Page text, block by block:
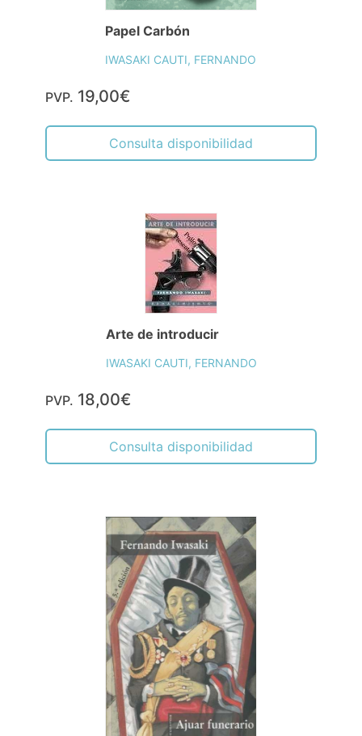
Papel Carbón
IWASAKI CAUTI, FERNANDO
PVP. 19,00€
Consulta disponibilidad
Arte de introducir
IWASAKI CAUTI, FERNANDO
PVP. 18,00€
Consulta disponibilidad